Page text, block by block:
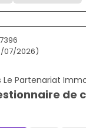
07/2026)
Le Partenariat
de